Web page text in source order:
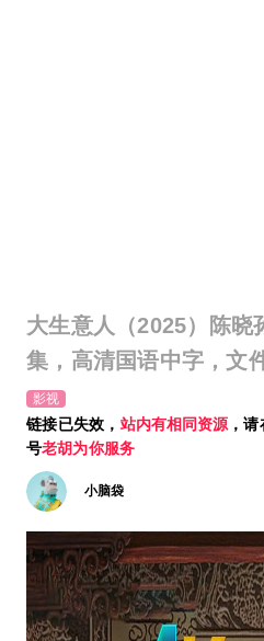
大生意人（2025）陈晓
集，高清国语中字，文
影视
链接已失效， 站内有相同资源 ，
号老胡为你服务
小脑袋